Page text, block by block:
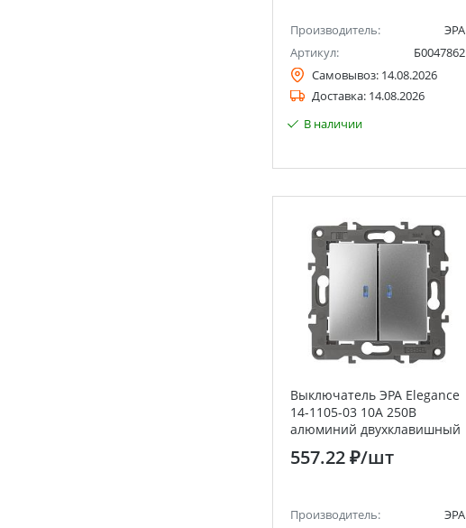
Производитель:
ЭРА
Артикул:
Б0047862
Самовывоз: 14.08.2026
Доставка: 14.08.2026
В наличии
Выключатель ЭРА Elegance
14-1105-03 10А 250В
алюминий двухклавишный
с подстветкой
557.22 ₽/шт
Производитель:
ЭРА